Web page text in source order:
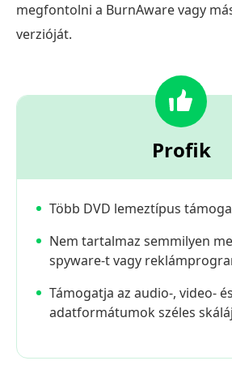
megfontolni a BurnAware vagy
verzióját.
Profik
Több DVD lemeztípus
Nem tartalmaz semmilyen
spyware-t vagy
Támogatja az audio-, video- és
adatformátumok széles